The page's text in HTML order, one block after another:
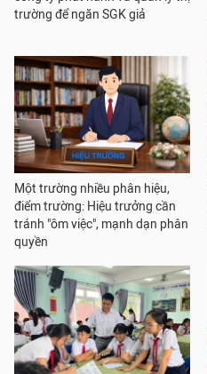
trường để ngăn SGK giả
Một trường nhiều phân hiệu,
điểm trường: Hiệu trưởng cần
tránh "ôm việc", mạnh dạn phân
quyền